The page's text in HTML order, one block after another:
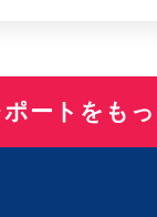
ートをも